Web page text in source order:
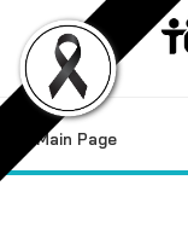
content
Main Page